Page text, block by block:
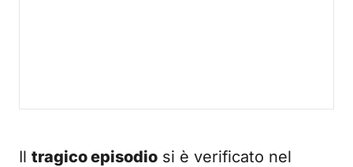
Il tragico episodio si è verificato nel